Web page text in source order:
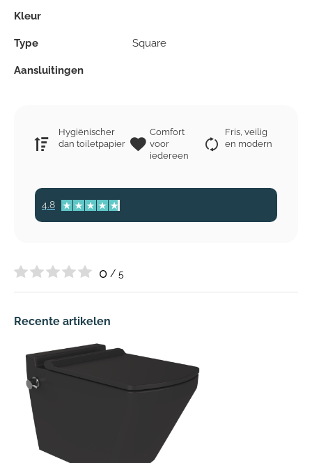
Kleur
Type Square
Aansluitingen
Hygiënischer
dan toiletpapier
Comfort
voor
iedereen
Fris, veilig
en modern
4.8
0 / 5
Recente artikelen